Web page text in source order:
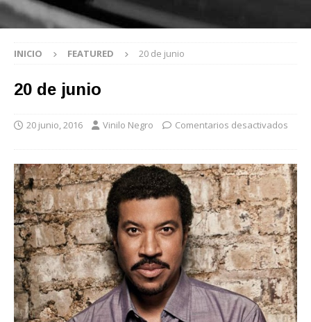
INICIO FEATURED 20 de junio
20 de junio
20 junio, 2016 Vinilo Negro Comentarios desactivados